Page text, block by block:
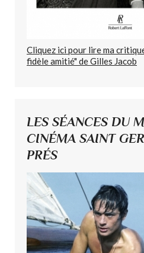
Cliquez ici pour lire ma
fidèle amitié" de Gilles Jacob
LES SÉANCES DU
CINÉMA SAINT
PRÉS